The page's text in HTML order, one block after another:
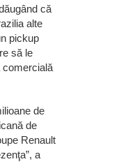
că
alte
pickup
să le
comercială
de
de
Renault
a